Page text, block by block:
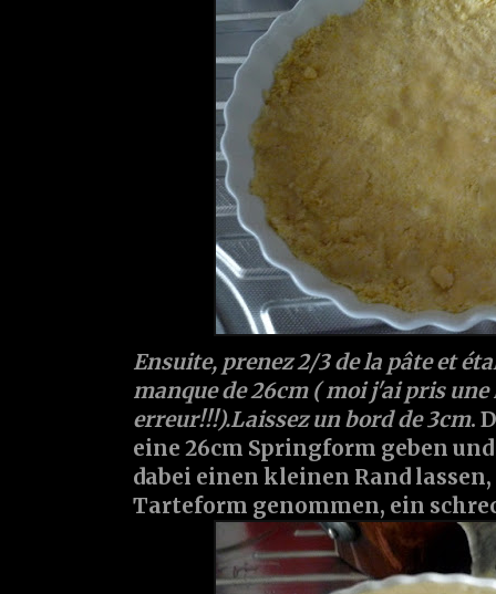
Ensuite, prenez 2/3 de la pâte et
manque de 26cm ( moi j'ai pris
erreur!!!).Laissez un bord de 3cm.
eine 26cm Springform geben
dabei einen kleinen Rand
Tarteform genommen, ein